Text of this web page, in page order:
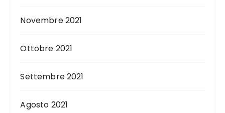
Novembre 2021
Ottobre 2021
Settembre 2021
Agosto 2021